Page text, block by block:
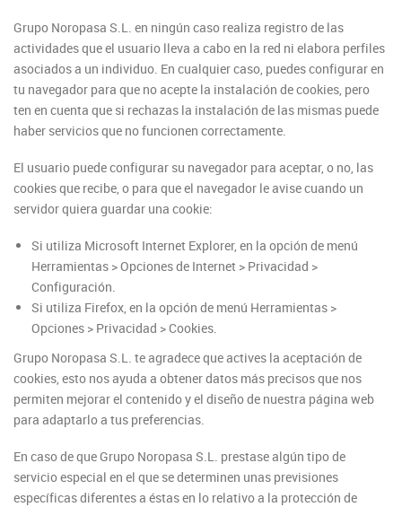
Grupo Noropasa S.L. en ningún caso realiza registro de las
actividades que el usuario lleva a cabo en la red ni elabora perfiles
asociados a un individuo. En cualquier caso, puedes configurar en
tu navegador para que no acepte la instalación de cookies, pero
ten en cuenta que si rechazas la instalación de las mismas puede
haber servicios que no funcionen correctamente.
El usuario puede configurar su navegador para aceptar, o no, las
cookies que recibe, o para que el navegador le avise cuando un
servidor quiera guardar una cookie:
Si utiliza Microsoft Internet Explorer, en la opción de menú
Herramientas > Opciones de Internet > Privacidad >
Configuración.
Si utiliza Firefox, en la opción de menú Herramientas >
Opciones > Privacidad > Cookies.
Grupo Noropasa S.L. te agradece que actives la aceptación de
cookies, esto nos ayuda a obtener datos más precisos que nos
permiten mejorar el contenido y el diseño de nuestra página web
para adaptarlo a tus preferencias.
En caso de que Grupo Noropasa S.L. prestase algún tipo de
servicio especial en el que se determinen unas previsiones
específicas diferentes a éstas en lo relativo a la protección de